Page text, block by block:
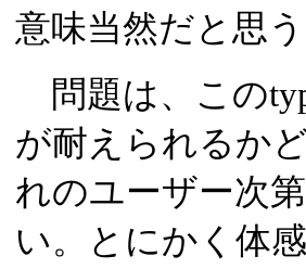
意味当然だと思う
問題は、この
が耐えられるか
れのユーザー次
い。とにかく体